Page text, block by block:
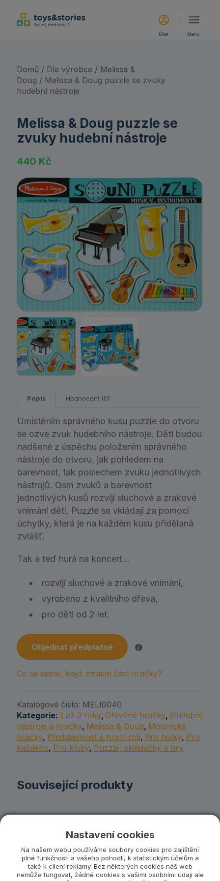
Menu
Účet
Domů / Dle výrobce / Melissa &
Doug / Melissa & Doug puzzle se zvuky
hudební nástroje
Melissa & Doug puzzle se
zvuky hudební nástroje
440 Kč
Popis Hodnocení (0)
Umístěním správného kusu puzzle do otvoru
se ozve zvuk hudebního nástroje. Děti budou
nadšené z úspěchu položením správného
nástroje do otvoru, jak pohledem na
barevnost, tak poslechem zvuku jednotlivých
nástrojů. Osm zvuků a barevnost
jednotlivých kusů rozvíjí sluchové a zrakové
vnímání dětí. Puzzle se vkládají za pomocí
úchytky, která je na každém kusu přidělaná
zvlášť.
Tak a teď hurá na koncert…
rozvíjí sluchové a zrakové vnímání,
vyrobeno z kvalitního dřeva,
pro děti od 2 let.
Objednat předplatné
Co se stane, když ztratím část hračky?
Katalogové číslo: MELI0040
Kategorie: 1 až 3 roky, Dřevěné hračky, Hudební
nástroje a hračky, Melissa & Doug, Motorické
hračky, Představivost a hraní rolí, Pro holky, Pro
každého, Pro kluky, Puzzle, skládačky a hry
Související produkty
Nastavení cookies
Na našem webu používáme soubory cookies pro zajištění
plné funkčnosti a vašeho pohodlí, k statistickým účelům a
také k cílení reklamy. Bez některých cookies náš web
nemůže fungovat, žádné cookies s vašimi osobními údaji ale